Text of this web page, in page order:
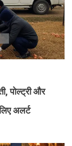
पोल्ट्री और
अलर्ट